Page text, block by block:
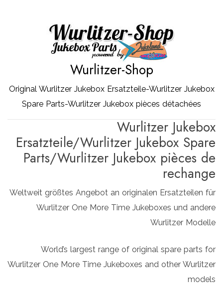
Wurlitzer-Shop
Original Wurlitzer Jukebox Ersatzteile-Wurlitzer Jukebox
Spare Parts-Wurlitzer Jukebox pièces détachées
Wurlitzer Jukebox
Ersatzteile/Wurlitzer Jukebox Spare
Parts/Wurlitzer Jukebox pièces de
rechange
Weltweit größtes Angebot an originalen Ersatzteilen für
Wurlitzer One More Time Jukeboxes und andere
Wurlitzer Modelle
World’s largest range of original spare parts for
Wurlitzer One More Time Jukeboxes and other Wurlitzer
models